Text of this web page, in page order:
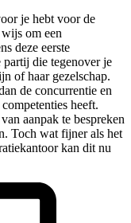
je hebt voor de
om een
deze eerste
die tegenover je
of haar gezelschap.
de concurrentie en
heeft.
aanpak te bespreken
Toch wat fijner als het
kan dit nu